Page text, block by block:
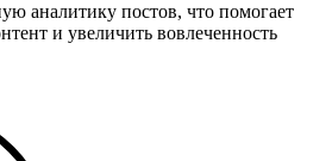
аналитику постов, что помогает
и увеличить вовлеченность